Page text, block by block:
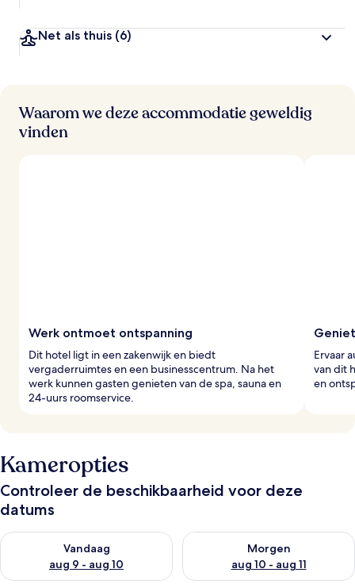
Net als thuis (6)
Waarom we deze accommodatie geweldig
vinden
Werk ontmoet ontspanning
Dit hotel ligt in een zakenwijk en biedt
vergaderruimtes en een businesscentrum. Na het
werk kunnen gasten genieten van de spa, sauna en
24-uurs roomservice.
Ervaar
van dit
en
Kameropties
Controleer de beschikbaarheid voor deze
datums
Vandaag
aug 9 - aug 10
De beschikbaarheid controleren voor vanavond aug 9 - aug
Morgen
aug 10 - aug 11
De beschikbaarheid